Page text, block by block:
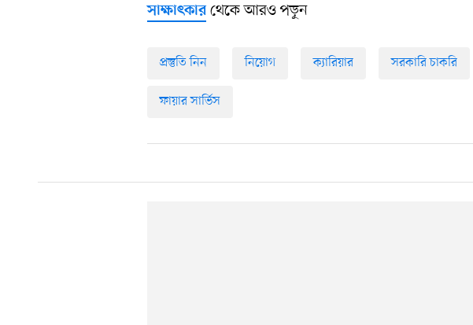
সাক্ষাৎকারথেকে আরও পড়ুন
প্রস্তুতি নিন নিয়োগ ক্যারিয়ার সরকারি চাকরি
ফায়ার সার্ভিস